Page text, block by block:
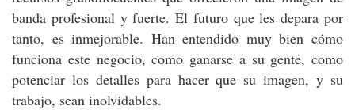
banda profesional y fuerte. El futuro que les depara por
tanto, es inmejorable. Han entendido muy bien cómo
funciona este negocio, como ganarse a su gente, como
potenciar los detalles para hacer que su imagen, y su
trabajo, sean inolvidables.